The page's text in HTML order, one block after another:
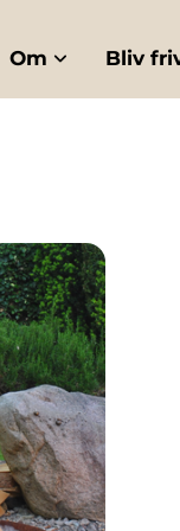
Om Bliv